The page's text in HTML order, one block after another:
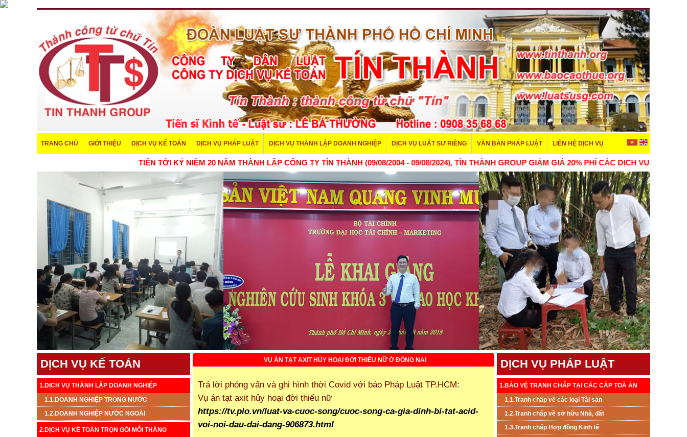
TRANG CHỦ GIỚI THIỆU DỊCH VỤ KẾ TOÁN DỊCH VỤ PHÁP LUẬT DỊCH VỤ THÀNH LẬP DOANH NGHIỆP DỊCH VỤ LUẬT SƯ RIÊNG VĂN BẢN PHÁP LUẬT LIÊN HỆ DỊCH VỤ
TIẾN TỚI KỶ NIỆM 20 NĂM THÀNH LẬP CÔNG TY TÍN THÀNH (09/08/2004 - 09/08/2024), TÍN THÀNH GROUP GIẢM GIÁ 20% PHÍ CÁC DỊCH VỤ
DỊCH VỤ KẾ TOÁN
1.DỊCH VỤ THÀNH LẬP DOANH NGHIỆP
1.1.DOANH NGHIỆP TRONG NƯỚC
1.2.DOANH NGHIỆP NƯỚC NGOÀI
2.DỊCH VỤ KẾ TOÁN TRỌN GÓI MỖI THÁNG
VỤ ÁN TẠT AXIT HỦY HOẠI ĐỜI THIẾU NỮ Ở ĐỒNG NAI
Trả lời phỏng vấn và ghi hình thời Covid với báo Pháp Luật TP.HCM:
Vụ án tạt axit hủy hoại đời thiếu nữ
https://tv.plo.vn/luat-va-cuoc-song/cuoc-song-ca-gia-dinh-bi-tat-acid-
voi-noi-dau-dai-dang-906873.html
DỊCH VỤ PHÁP LUẬT
1.BẢO VỆ TRANH CHẤP TẠI CÁC CẤP TOÀ ÁN
1.1.Tranh chấp về các loại Tài sản
1.2.Tranh chấp về sở hữu Nhà, đất
1.3.Tranh chấp Hợp đồng Kinh tế